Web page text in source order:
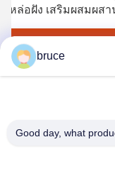
าน
สุด
สังกะสีกัน
ฝังป้องกันก
bruce
Good day, what